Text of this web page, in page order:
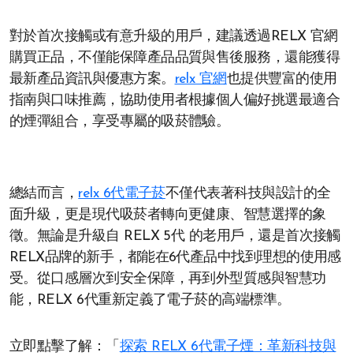
對於首次接觸或有意升級的用戶，建議透過RELX 官網
購買正品，不僅能保障產品品質與售後服務，還能獲得
最新產品資訊與優惠方案。 relx 官網也提供豐富的使用
指南與口味推薦，協助使用者根據個人偏好挑選最適合
的煙彈組合，享受專屬的吸菸體驗。
總結而言， relx 6代電子菸不僅代表著科技與設計的全
面升級，更是現代吸菸者轉向更健康、智慧選擇的象
徵。無論是升級自 RELX 5代 的老用戶，還是首次接觸
RELX品牌的新手，都能在6代產品中找到理想的使用感
受。從口感層次到安全保障，再到外型質感與智慧功
能，RELX 6代重新定義了電子菸的高端標準。
立即點擊了解：「 探索 RELX 6代電子煙：革新科技與